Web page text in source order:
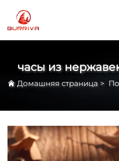
часы из
Домашняя страница >